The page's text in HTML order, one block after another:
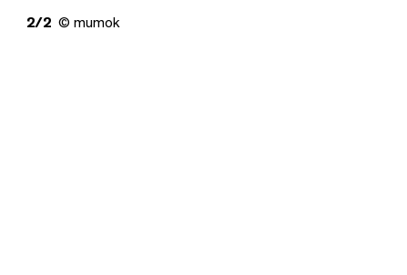
2/2 © mumok